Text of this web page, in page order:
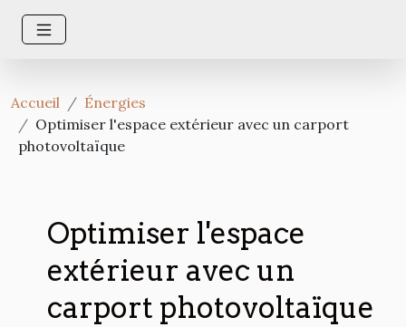
Accueil
Énergies
Optimiser l'espace extérieur avec un carport
photovoltaïque
Optimiser l'espace
extérieur avec un
carport photovoltaïque